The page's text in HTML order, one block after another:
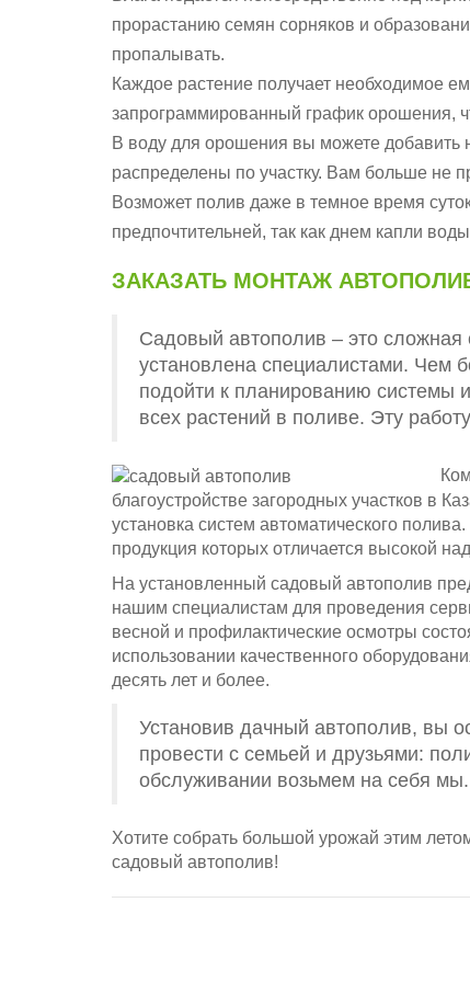
прорастанию семян сорняков и
пропалывать.
Каждое растение получает необходимое
запрограммированный график орошения,
В воду для орошения вы можете добавить
распределены по участку. Вам больше не
Возможет полив даже в темное время
предпочтительней, так как днем капли
ЗАКАЗАТЬ МОНТАЖ
Садовый автополив – это сложная
установлена специалистами. Чем
подойти к планированию системы
всех растений в поливе. Эту
благоустройстве загородных участков в
установка систем автоматического
продукция которых отличается высокой
На установленный садовый автополив
нашим специалистам для проведения
весной и профилактические осмотры
использовании качественного
десять лет и более.
Установив дачный автополив, вы
провести с семьей и друзьями:
обслуживании возьмем на себя мы.
Хотите собрать большой урожай этим
садовый автополив!